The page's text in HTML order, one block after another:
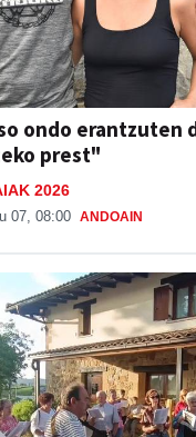
ondo erantzuten
prest"
2026
07, 08:00 ANDOAIN